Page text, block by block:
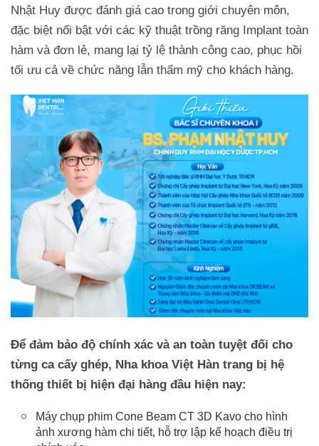
Nhật Huy được đánh giá cao trong giới chuyên môn,
đặc biệt nổi bật với các kỹ thuật trồng răng Implant toàn
hàm và đơn lẻ, mang lại tỷ lệ thành công cao, phục hồi
tối ưu cả về chức năng lẫn thẩm mỹ cho khách hàng.
Để đảm bảo độ chính xác và an toàn tuyệt đối cho
từng ca cấy ghép, Nha khoa Việt Hàn trang bị hệ
thống thiết bị hiện đại hàng đầu hiện nay:
Máy chụp phim Cone Beam CT 3D Kavo cho hình
ảnh xương hàm chi tiết, hỗ trợ lập kế hoạch điều trị